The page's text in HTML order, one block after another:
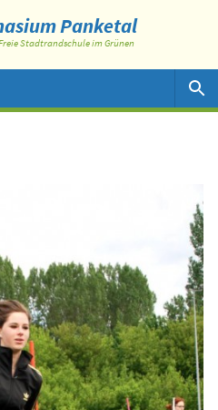
Panketal
Stadtrandschule im Grünen